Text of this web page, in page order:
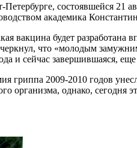
Петербурге, состоявшейся
академика
вакцина будет
что «молодым
и сейчас завершившаяся,
гриппа 2009-2010 годов
организма, однако, сегодня